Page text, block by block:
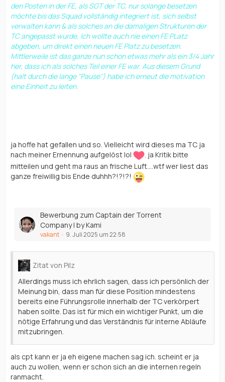
den Posten in der FE, als SGT der TC, nur solange besetzen
möchte bis das Squad vollständig integriert ist, sich selbst
verwalten kann & als solches an die damaligen Strukturen der
TC angepasst wurde. Ich wollte auch nie einen FE PLatz
abgeben, um direkt einen neuen FE Platz zu besetzen.
Mittlerweile ist das ganze nun schon etwas mehr als ein 3/4 Jahr
her, dass ich als solches Teil einer FE war. Aus diesem Grund
(halt durch die lange "Pause") habe ich erneut die motivation
eine Einheit zu leiten.
ja hoffe hat gefallen und so. Vielleicht wird dieses ma TC ja
nach meiner Ernennung aufgelöst lol
. ja Kritik bitte
mitteilen und geht ma raus an frische Luft....wtf wer liest das
ganze freiwillig bis Ende duhhh?!?!?!
Bewerbung zum Captain der Torrent
Company | by Kami
vakant 9. Juli 2025 um 22:58
Zitat von Pilz
Allerdings muss ich ehrlich sagen, dass ich persönlich der
Meinung bin, dass man für diese Position mindestens
bereits eine Führungsrolle innerhalb der TC verkörpert
haben sollte. Das ist für mich ein wichtiger Punkt, um die
nötige Erfahrung und das Verständnis für interne Abläufe
mitzubringen.
als cpt kann er ja eh eigene machen sag ich. scheint er ja
auch zu wollen, wenn er schon sich an die internen regeln
ranmacht.